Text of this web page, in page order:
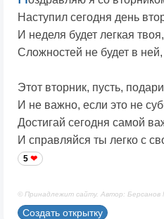
Наступил сегодня день
И неделя будет легкая твоя,
Сложностей не будет в
Этот вторник, пусть,
И не важно, если это не
Достигай сегодня самой
И справляйся ты легко с
5
© Принадлежит сайту. Автор: Берсанов
Создать открытку